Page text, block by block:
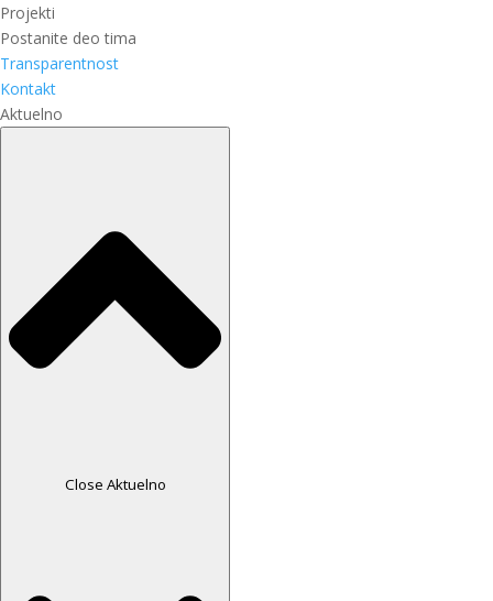
Projekti
Postanite deo tima
Transparentnost
Kontakt
Aktuelno
Close Aktuelno